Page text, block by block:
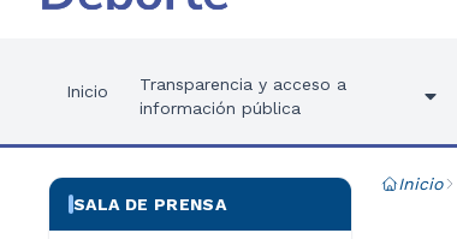
Inicio
Transparencia y acceso a
información pública
SALA DE PRENSA
Inicio